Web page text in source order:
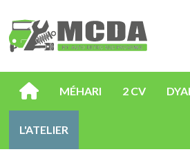
MÉHARI 2 CV
L'ATELIER